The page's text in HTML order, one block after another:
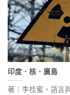
印度．核．廣島
著｜李桂蜜，語言